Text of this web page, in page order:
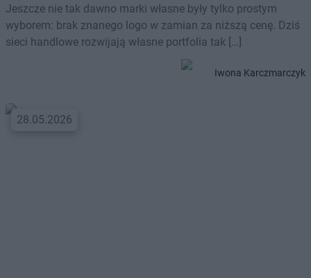
Jeszcze nie tak dawno marki własne były tylko prostym
wyborem: brak znanego logo w zamian za niższą cenę. Dziś
sieci handlowe rozwijają własne portfolia tak […]
Iwona Karczmarczyk
28.05.2026